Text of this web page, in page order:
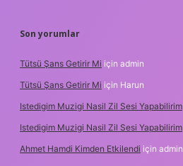
Son yorumlar
Tütsü Şans Getirir Mi için admin
Tütsü Şans Getirir Mi için Harun
Istedigim Muzigi Nasil Zil Sesi Yapabilirim
Istedigim Muzigi Nasil Zil Sesi Yapabilirim
Ahmet Hamdi Kimden Etkilendi için admin